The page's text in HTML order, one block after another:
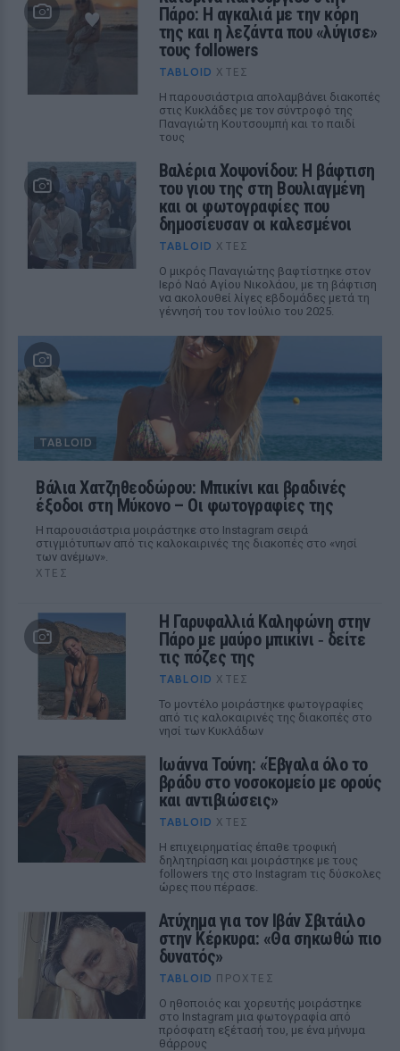
Πάρο: Η αγκαλιά με την κόρη
της και η λεζάντα που «λύγισε»
τους followers
TABLOID ΧΤΕΣ
Η παρουσιάστρια απολαμβάνει διακοπές
στις Κυκλάδες με τον σύντροφό της
Παναγιώτη Κουτσουμπή και το παιδί
τους
Βαλέρια Χοψονίδου: Η βάφτιση
του γιου της στη Βουλιαγμένη
και οι φωτογραφίες που
δημοσίευσαν οι καλεσμένοι
TABLOID ΧΤΕΣ
Ο μικρός Παναγιώτης βαφτίστηκε στον
Ιερό Ναό Αγίου Νικολάου, με τη βάφτιση
να ακολουθεί λίγες εβδομάδες μετά τη
γέννησή του τον Ιούλιο του 2025.
TABLOID
Βάλια Χατζηθεοδώρου: Μπικίνι και βραδινές
έξοδοι στη Μύκονο – Οι φωτογραφίες της
Η παρουσιάστρια μοιράστηκε στο Instagram σειρά
στιγμιότυπων από τις καλοκαιρινές της διακοπές στο «νησί
των ανέμων».
ΧΤΕΣ
Η Γαρυφαλλιά Καληφώνη στην
Πάρο με μαύρο μπικίνι ‑ δείτε
τις πόζες της
TABLOID ΧΤΕΣ
Το μοντέλο μοιράστηκε φωτογραφίες
από τις καλοκαιρινές της διακοπές στο
νησί των Κυκλάδων
Ιωάννα Τούνη: «Έβγαλα όλο το
βράδυ στο νοσοκομείο με ορούς
και αντιβιώσεις»
TABLOID ΧΤΕΣ
Η επιχειρηματίας έπαθε τροφική
δηλητηρίαση και μοιράστηκε με τους
followers της στο Instagram τις δύσκολες
ώρες που πέρασε.
Ατύχημα για τον Ιβάν Σβιτάιλο
στην Κέρκυρα: «Θα σηκωθώ πιο
δυνατός»
TABLOID ΠΡΟΧΤΈΣ
Ο ηθοποιός και χορευτής μοιράστηκε
στο Instagram μια φωτογραφία από
πρόσφατη εξέτασή του, με ένα μήνυμα
θάρρους